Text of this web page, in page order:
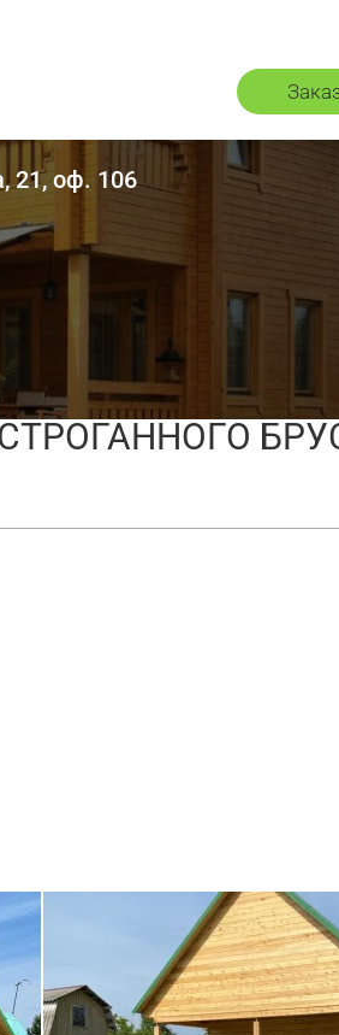
21, оф. 106
100-150 мм.